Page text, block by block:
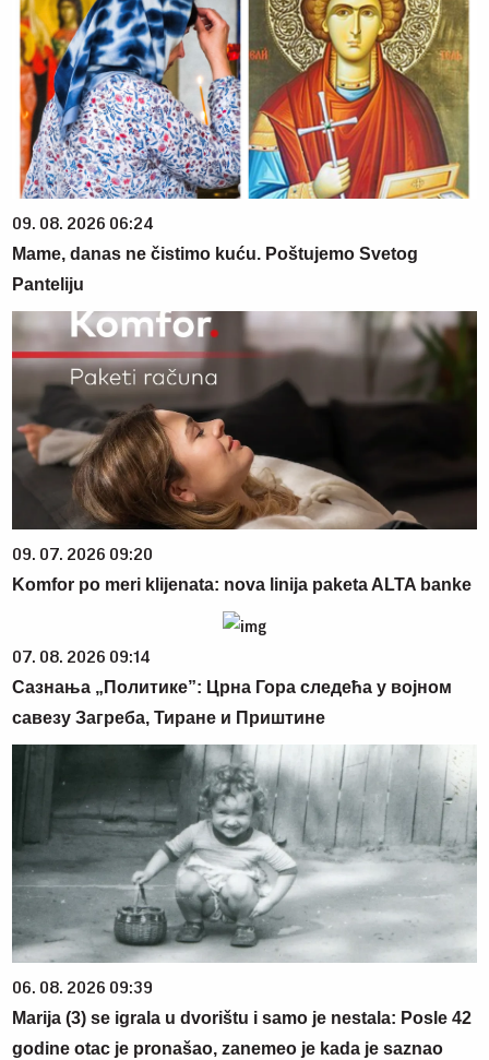
09. 08. 2026 06:24
Mame, danas ne čistimo kuću. Poštujemo Svetog
Panteliju
09. 07. 2026 09:20
Komfor po meri klijenata: nova linija paketa ALTA banke
07. 08. 2026 09:14
Сазнања „Политике”: Црна Гора следећа у војном
савезу Загреба, Тиране и Приштине
06. 08. 2026 09:39
Marija (3) se igrala u dvorištu i samo je nestala: Posle 42
godine otac je pronašao, zanemeo je kada je saznao